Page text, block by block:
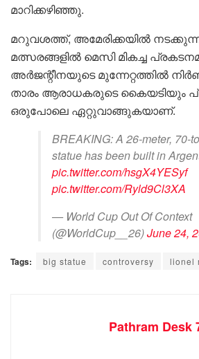
മാറിക്കഴിഞ്ഞു.
മറുവശത്ത്, അമേരിക്കയിൽ
മത്സരങ്ങളിൽ മെസി മികച്ച
അർജന്റീനയുടെ മുന്നേറ്റത്തിൽ
താരം ആരാധകരുടെ കൈയടിയും
ഒരുപോലെ ഏറ്റുവാങ്ങുകയാണ്.
BREAKING: A 26-meter, 70-
statue has been built in
pic.twitter.com/hsgX4YESyf
pic.twitter.com/Ryld9Cl3XA
— World Cup Out Of Context
(@WorldCup__26)June 24,
Tags: big statue controversy lionel
Pathram Desk